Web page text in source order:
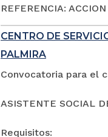
REFERENCIA:
CENTRO DE
PALMIRA
Convocatoria para el
ASISTENTE SOCIAL
Requisitos: